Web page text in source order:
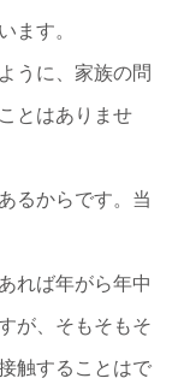
ます。
うに、家族の問
とはありませ
るからです。当
れば年がら年中
が、そもそもそ
触することはで